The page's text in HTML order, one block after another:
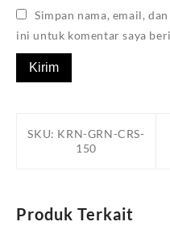
Simpan nama, email,
ini untuk komentar saya
SKU: KRN-GRN-CRS-
150
Produk Terkait